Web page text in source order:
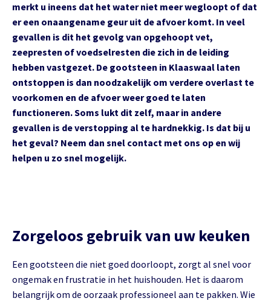
merkt u ineens dat het water niet meer wegloopt of dat
er een onaangename geur uit de afvoer komt. In veel
gevallen is dit het gevolg van opgehoopt vet,
zeepresten of voedselresten die zich in de leiding
hebben vastgezet. De gootsteen in Klaaswaal laten
ontstoppen is dan noodzakelijk om verdere overlast te
voorkomen en de afvoer weer goed te laten
functioneren. Soms lukt dit zelf, maar in andere
gevallen is de verstopping al te hardnekkig. Is dat bij u
het geval? Neem dan snel contact met ons op en wij
helpen u zo snel mogelijk.
Zorgeloos gebruik van uw keuken
Een gootsteen die niet goed doorloopt, zorgt al snel voor
ongemak en frustratie in het huishouden. Het is daarom
belangrijk om de oorzaak professioneel aan te pakken. Wie